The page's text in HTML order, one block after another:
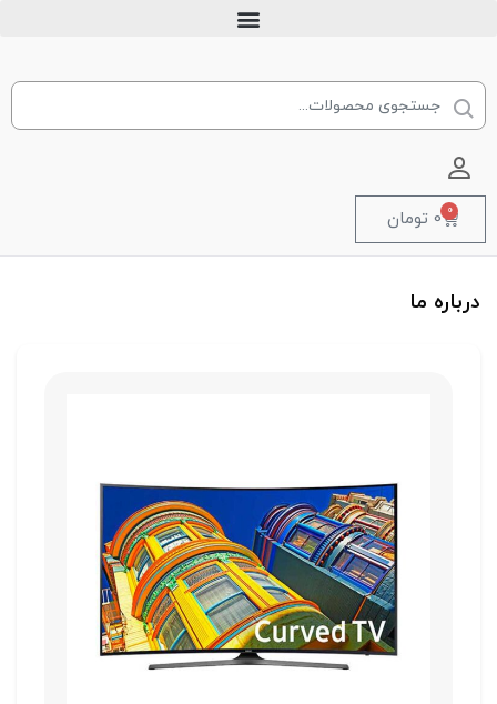
0 تومان 0
درباره ما